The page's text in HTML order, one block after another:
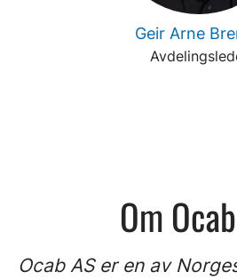
Geir Arne
Om
Ocab AS er en av